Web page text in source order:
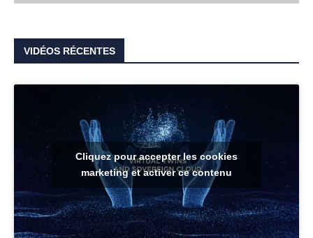
VIDÉOS RÉCENTES
Cliquez pour accepter les cookies
marketing et activer ce contenu